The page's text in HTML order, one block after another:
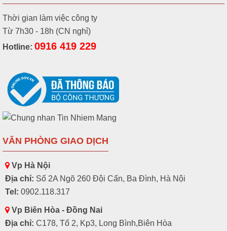
Thời gian làm việc công ty
Từ 7h30 - 18h (CN nghỉ)
Hotline: 0916 419 229
VĂN PHÒNG GIAO DỊCH
Vp Hà Nội
Địa chỉ: Số 2A Ngõ 260 Đội Cấn, Ba Đình, Hà Nội
Tel: 0902.118.317
Vp Biên Hòa - Đồng Nai
Địa chỉ: C178, Tổ 2, Kp3, Long Bình,Biên Hòa